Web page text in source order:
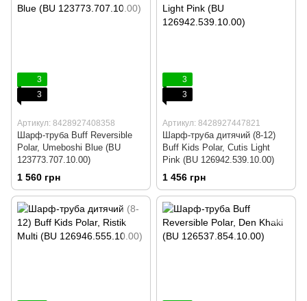
3
3
Артикул: 8428927408358
Шарф-труба Buff Reversible
Polar, Umeboshi Blue (BU
123773.707.10.00)
1 560 грн
3
3
Артикул: 8428927447821
Шарф-труба дитячий (8-12)
Buff Kids Polar, Cutis Light
Pink (BU 126942.539.10.00)
1 456 грн